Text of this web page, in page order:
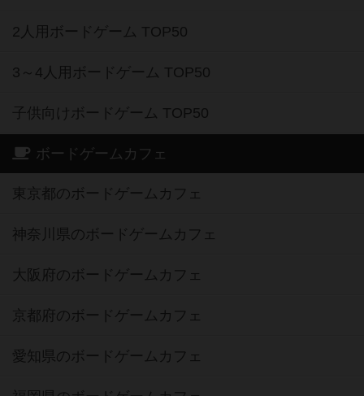
2人用ボードゲーム TOP50
3～4人用ボードゲーム TOP50
子供向けボードゲーム TOP50
ボードゲームカフェ
東京都のボードゲームカフェ
神奈川県のボードゲームカフェ
大阪府のボードゲームカフェ
京都府のボードゲームカフェ
愛知県のボードゲームカフェ